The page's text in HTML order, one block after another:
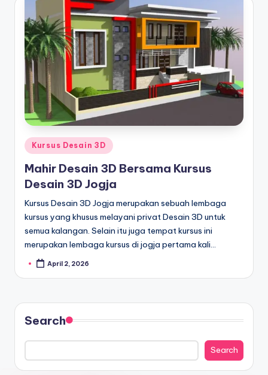
Kursus Desain 3D
Mahir Desain 3D Bersama Kursus
Desain 3D Jogja
Kursus Desain 3D Jogja merupakan sebuah lembaga
kursus yang khusus melayani privat Desain 3D untuk
semua kalangan. Selain itu juga tempat kursus ini
merupakan lembaga kursus di jogja pertama kali…
April 2, 2026
Search
Search